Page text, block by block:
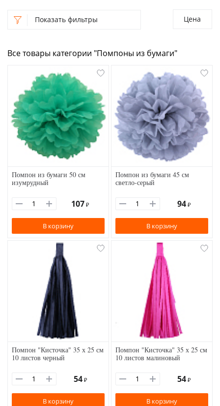
Показать фильтры
Все товары категории "Помпоны из бумаги"
Цена
Помпон из бумаги 50 см
изумрудный
107 ₽
В корзину
Помпон из бумаги 45 см
светло-серый
94 ₽
В корзину
Помпон "Кисточка" 35 х 25 см
10 листов черный
54 ₽
В корзину
Помпон "Кисточка" 35 х 25 см
10 листов малиновый
54 ₽
В корзину